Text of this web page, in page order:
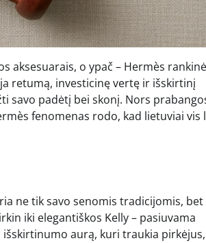
aksesuarais, o ypač – Hermès
retumą, investicinę vertę ir išskirtinį
savo padėtį bei skonį. Nors
fenomenas rodo, kad lietuviai vis
ne tik savo senomis tradicijomis,
iki elegantiškos Kelly – pasiuvama
aurą, kuri traukia pirkėjus,